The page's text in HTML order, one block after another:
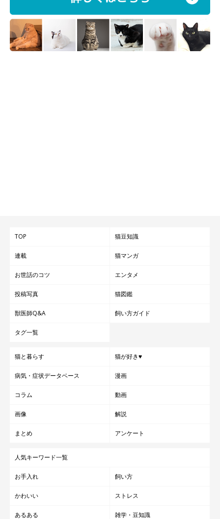
TOP 猫豆知識
連載 猫マンガ
お世話のコツ エンタメ
投稿写真 猫図鑑
獣医師Q&A 飼い方ガイド
タグ一覧
猫と暮らす 猫が好き♥
病気・症状データベース 漫画
コラム 動画
画像 解説
まとめ アンケート
人気キーワード一覧
お手入れ 飼い方
かわいい ストレス
あるある 雑学・豆知識